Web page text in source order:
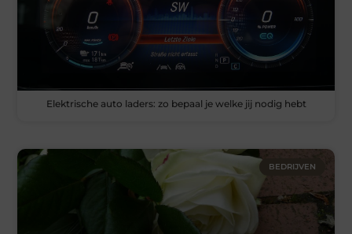
Elektrische auto laders: zo bepaal je welke jij nodig hebt
BEDRIJVEN